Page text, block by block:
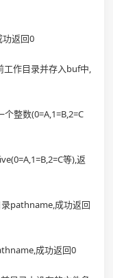
功返回0
作目录并存入buf中,
整数(0=A,1=B,2=C
等),返
pathname,成功返回
成功返回0